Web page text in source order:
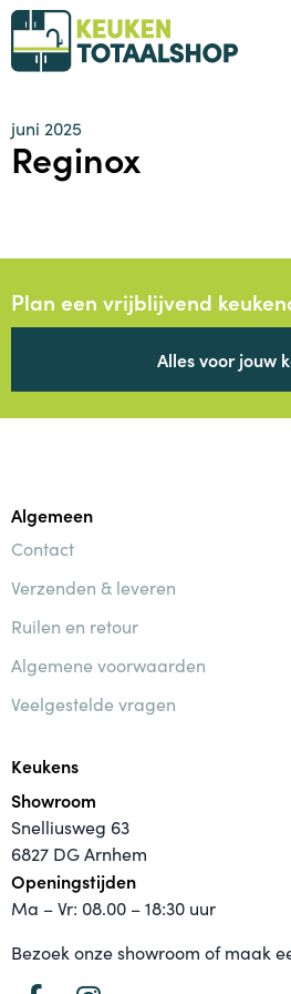
juni 2025
Reginox
Plan een vrijblijvend
Alles voor jouw
Algemeen
Contact
Verzenden & leveren
Ruilen en retour
Algemene voorwaarden
Veelgestelde vragen
Keukens
Showroom
Snelliusweg 63
6827 DG Arnhem
Openingstijden
Ma – Vr: 08.00 – 18:30 uur
Bezoek onze showroom of maak